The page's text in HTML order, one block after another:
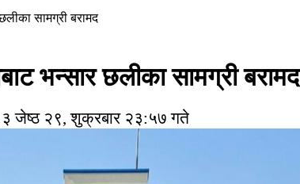
सामग्री बरामद
भन्सार छलीका सामग्री बरामद
जेष्ठ २९, शुक्रबार २३:५७ गते